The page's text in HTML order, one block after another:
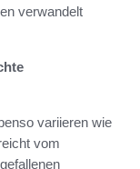
verwandelt
variieren wie
vom